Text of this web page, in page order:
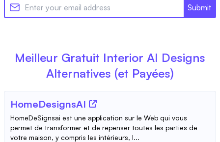
Submit
Meilleur Gratuit Interior AI Designs
Alternatives (et Payées)
HomeDesignsAI
HomeDeSignsai est une application sur le Web qui vous
permet de transformer et de repenser toutes les parties de
votre maison, y compris les intérieurs, l...